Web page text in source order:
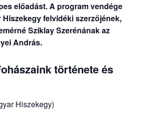
előadást. A program vendége
Hiszekegy felvidéki szerzőjének,
Sziklay Szerénának az
András.
története és
Hiszekegy)